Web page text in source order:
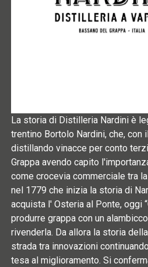
La storia di Distilleria Nardini è
trentino Bortolo Nardini, che, con
distillando vinacce per conto
Grappa avendo capito
come crocevia commerciale tra
nel 1779 che inizia la storia di
acquista l' Osteria al Ponte, oggi
produrre grappa con un
rivenderla. Da allora la storia
strada tra innovazioni
tesa al miglioramento. Si